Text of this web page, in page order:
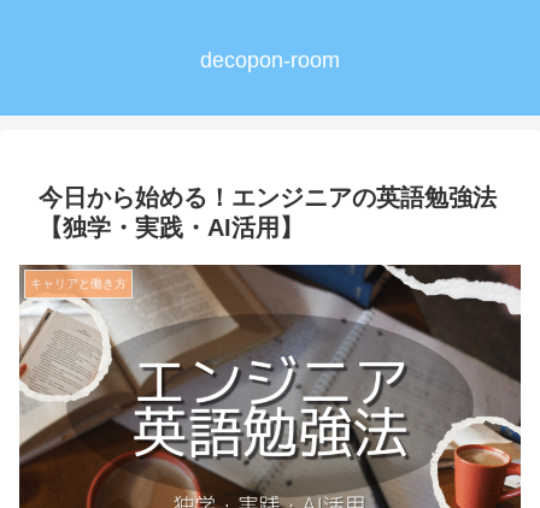
decopon-room
今日から始める！エンジニアの英語勉強法
【独学・実践・AI活用】
キャリアと働き方